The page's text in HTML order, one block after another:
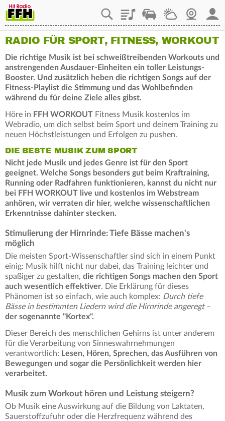
PlaylistStaupilotWetterWebcam
RADIO FÜR SPORT, FITNESS, WORKOUT
Die richtige Musik ist bei schweißtreibenden Workouts und
anstrengenden Ausdauer-Einheiten ein toller Leistungs-
Booster. Und zusätzlich heben die richtigen Songs auf der
Fitness-Playlist die Stimmung und das Wohlbefinden
während du für deine Ziele alles gibst.
Höre in FFH WORKOUT Fitness Musik kostenlos im
Webradio, um dich selbst beim Sport und deinem Training zu
neuen Höchstleistungen und Erfolgen zu pushen.
DIE BESTE MUSIK ZUM SPORT
Nicht jede Musik und jedes Genre ist für den Sport
geeignet. Welche Songs besonders gut beim Kraftraining,
Running oder Radfahren funktionieren, kannst du nicht nur
bei FFH WORKOUT live und kostenlos im Webstream
anhören, wir verraten dir hier, welche wissenschaftlichen
Erkenntnisse dahinter stecken.
Stimulierung der Hirnrinde: Tiefe Bässe machen's
möglich
Die meisten Sport-Wissenschaftler sind sich in einem Punkt
einig: Musik hilft nicht nur dabei, das Training leichter und
spaßiger zu gestalten, die richtigen Songs machen den Sport
auch wesentlich effektiver. Die Erklärung für dieses
Phänomen ist so einfach, wie auch komplex: Durch tiefe
Bässe in bestimmten Liedern wird die Hirnrinde angeregt–
der sogenannte "Kortex".
Dieser Bereich des menschlichen Gehirns ist unter anderem
für die Verarbeitung von Sinneswahrnehmungen
verantwortlich: Lesen, Hören, Sprechen, das Ausführen von
Bewegungen und sogar die Persönlichkeit werden hier
verarbeitet.
Musik zum Workout hören und Leistung steigern?
Ob Musik eine Auswirkung auf die Bildung von Laktaten,
Sauerstoffzufuhr oder die Herzfrequenz während des